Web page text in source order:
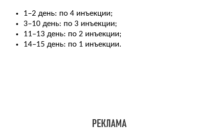
1–2 день: по 4 инъекции;
3–10 день: по 3 инъекции;
11–13 день: по 2 инъекции;
14–15 день: по 1 инъекции.